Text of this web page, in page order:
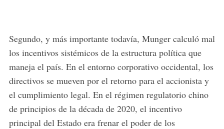
Segundo, y más importante todavía, Munger calculó mal
los incentivos sistémicos de la estructura política que
maneja el país. En el entorno corporativo occidental, los
directivos se mueven por el retorno para el accionista y
el cumplimiento legal. En el régimen regulatorio chino
de principios de la década de 2020, el incentivo
principal del Estado era frenar el poder de los